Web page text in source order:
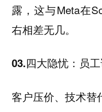
露，这与Meta在
右相差无几。
03.四大隐忧：员
客户压价、技术替